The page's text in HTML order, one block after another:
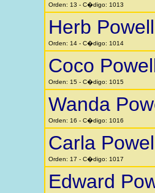
Orden: 13 - C�digo: 1013
Herb Powell
Orden: 14 - C�digo: 1014
Coco
Orden: 15 - C�digo: 1015
Wanda
Orden: 16 - C�digo: 1016
Carla
Orden: 17 - C�digo: 1017
Edward